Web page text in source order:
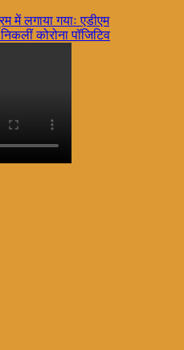
में लगाया गयाः एडीएम
कोरोना पॉजिटिव